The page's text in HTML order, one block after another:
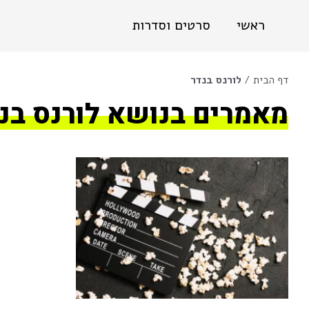
ראשי סרטים וסדרות
דף הבית / לורנס בנדר
מאמרים בנושא לורנס